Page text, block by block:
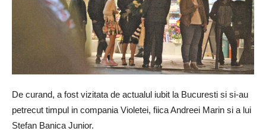
De curand, a fost vizitata de actualul iubit la Bucuresti si si-au
petrecut timpul in compania Violetei, fiica Andreei Marin si a lui
Stefan Banica Junior.